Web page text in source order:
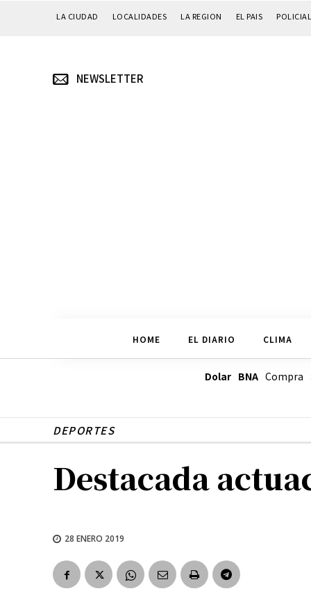
LA CIUDAD LOCALIDADES LA REGION EL PAIS
NEWSLETTER
HOME EL DIARIO CLIMA
Dolar BNACompra
DEPORTES
Destacada
28 ENERO 2019